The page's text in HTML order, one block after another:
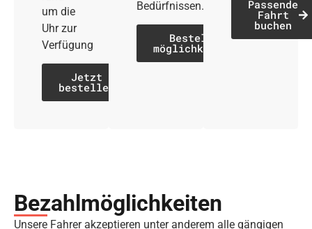
um die
Uhr zur
Verfügung
Jetzt
bestellen
Bedürfnissen.
Bestell­
möglichkeiten
Passende
Fahrt
buchen
Bezahl­möglich­keiten
Unsere Fahrer akzeptieren unter anderem alle gängigen